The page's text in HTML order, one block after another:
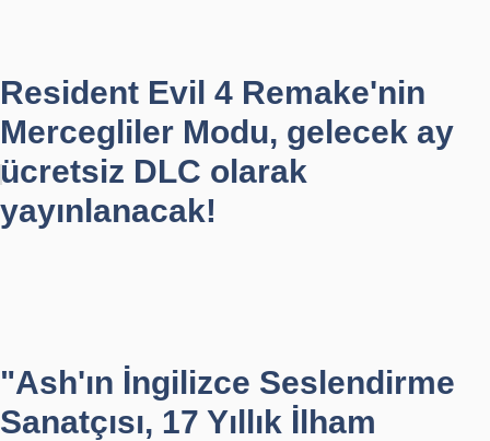
Resident Evil 4 Remake'nin
Mercegliler Modu, gelecek ay
ücretsiz DLC olarak
yayınlanacak!
"Ash'ın İngilizce Seslendirme
Sanatçısı, 17 Yıllık İlham